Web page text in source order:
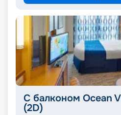
С балконом Ocean
(2D)